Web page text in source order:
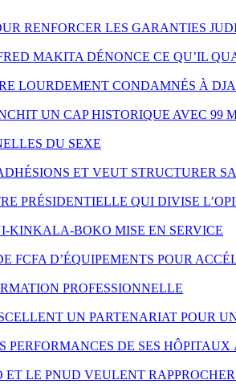
RENFORCER LES GARANTIES
MAKITA DÉNONCE CE QU’IL
LOURDEMENT CONDAMNÉS À
UN CAP HISTORIQUE AVEC 99
DU SEXE
ET VEUT STRUCTURER
PRÉSIDENTIELLE QUI DIVISE
KINKALA-BOKO MISE EN SERVICE
FCFA D’ÉQUIPEMENTS POUR
PROFESSIONNELLE
UN PARTENARIAT POUR
PERFORMANCES DE SES HÔPITAUX
ET LE PNUD VEULENT